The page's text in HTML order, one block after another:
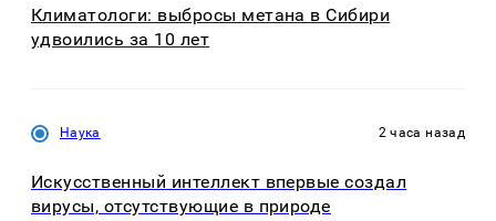
Климатологи: выбросы метана в Сибири
удвоились за 10 лет
Наука 2 часа назад
Искусственный интеллект впервые создал
вирусы, отсутствующие в природе